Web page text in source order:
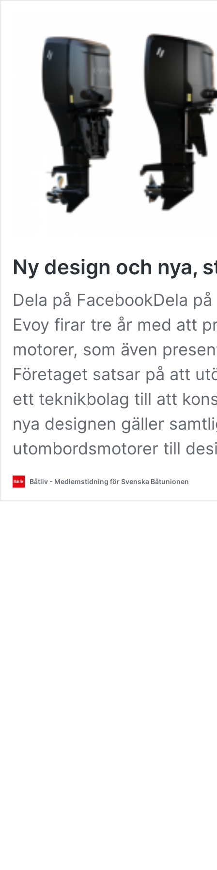
Ny design och nya,
Dela på FacebookDela
Evoy firar tre år med att
motorer, som även
Företaget satsar på att
ett teknikbolag till att
nya designen gäller
utombordsmotorer till
Båtliv - Medlemstidning för Svenska Båtunionen